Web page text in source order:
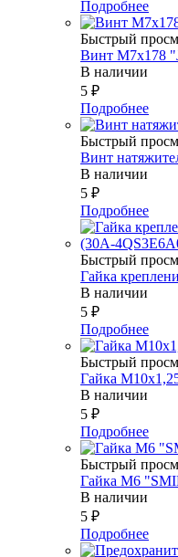
Подробнее
Быстрый
Винт М7х178
В наличии
5 ₽
Подробнее
Быстрый
Винт
В наличии
5 ₽
Подробнее
Быстрый
Гайка
В наличии
5 ₽
Подробнее
Быстрый
Гайка
В наличии
5 ₽
Подробнее
Быстрый
Гайка М6
В наличии
5 ₽
Подробнее